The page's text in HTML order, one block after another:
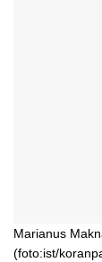
Marianus
(foto:ist/